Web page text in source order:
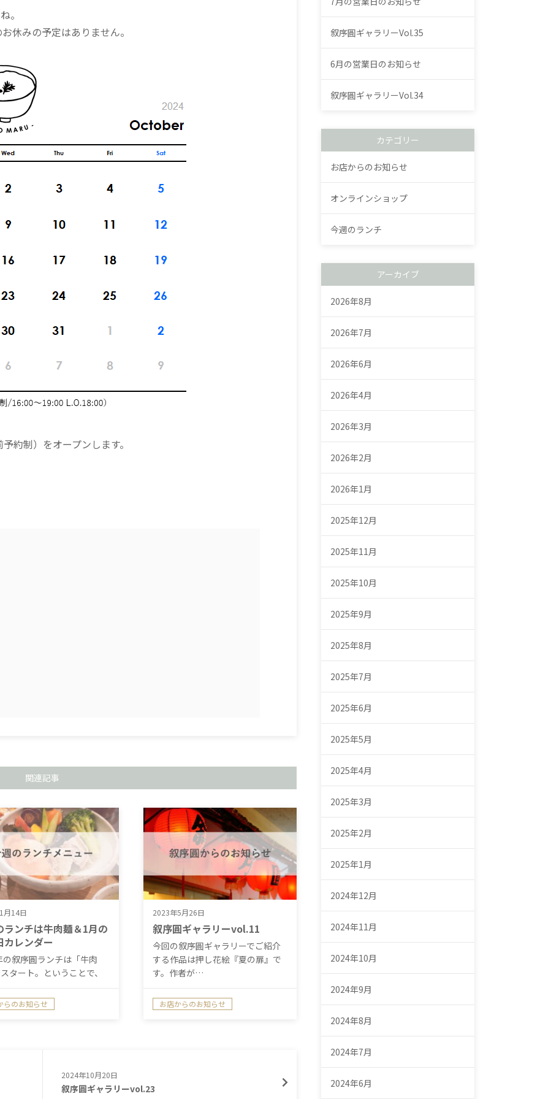
。
休みの予定はありません。
約制）をオープンします。
関連記事
月14日
ランチは牛肉麺＆1月の
カレンダー
の叙序圓ランチは「牛肉
タート。ということで、
らのお知らせ
2023年5月26日
叙序圓ギャラリーvol.11
今回の叙序圓ギャラリーでご紹介
する作品は押し花絵『夏の扉』で
す。作者が…
お店からのお知らせ
2024年10月20日
叙序圓ギャラリーvol.23
叙序圓ギャラリーVol.35
6月の営業日のお知らせ
叙序圓ギャラリーVol.34
カテゴリー
お店からのお知らせ
オンラインショップ
今週のランチ
アーカイブ
2026年8月
2026年7月
2026年6月
2026年4月
2026年3月
2026年2月
2026年1月
2025年12月
2025年11月
2025年10月
2025年9月
2025年8月
2025年7月
2025年6月
2025年5月
2025年4月
2025年3月
2025年2月
2025年1月
2024年12月
2024年11月
2024年10月
2024年9月
2024年8月
2024年7月
2024年6月